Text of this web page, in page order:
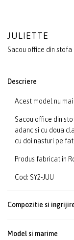
JULIETTE
Sacou office din
Descriere
Acest model nu
Sacou office din
adanc si cu doua
cu doi nasturi pe
Produs fabricat in
Cod: SY2-JUU
Compozitie si
Model si marime